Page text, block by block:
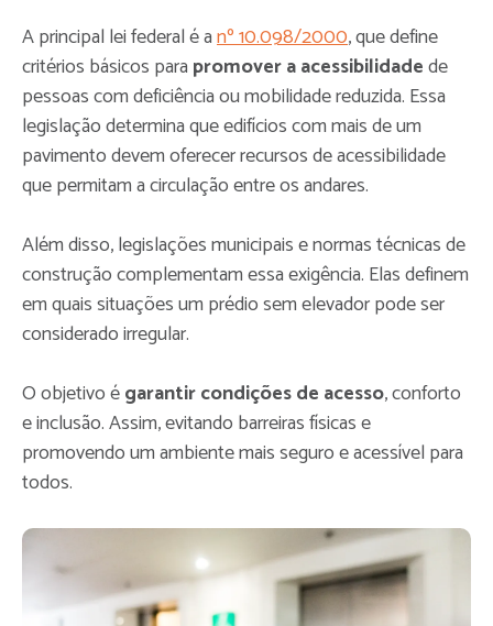
A principal lei federal é anº 10.098/2000, que define
critérios básicos para promover a acessibilidadede
pessoas com deficiência ou mobilidade reduzida. Essa
legislação determina que edifícios com mais de um
pavimento devem oferecer recursos de acessibilidade
que permitam a circulação entre os andares.
Além disso, legislações municipais e normas técnicas de
construção complementam essa exigência. Elas definem
em quais situações um prédio sem elevador pode ser
considerado irregular.
O objetivo égarantir condições de acesso, conforto
e inclusão. Assim, evitando barreiras físicas e
promovendo um ambiente mais seguro e acessível para
todos.